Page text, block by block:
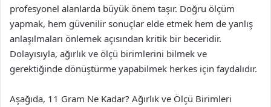
profesyonel alanlarda büyük önem taşır. Doğru ölçüm
yapmak, hem güvenilir sonuçlar elde etmek hem de yanlış
anlaşılmaları önlemek açısından kritik bir beceridir.
Dolayısıyla, ağırlık ve ölçü birimlerini bilmek ve
gerektiğinde dönüştürme yapabilmek herkes için faydalıdır.
Aşağıda, 11 Gram Ne Kadar? Ağırlık ve Ölçü Birimleri